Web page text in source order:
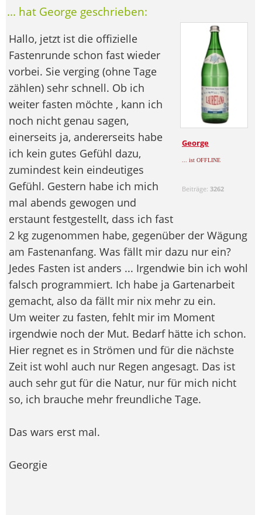
... hat George geschrieben:
George
... ist OFFLINE
Beiträge:3262
Hallo, jetzt ist die offizielle
Fastenrunde schon fast wieder
vorbei. Sie verging (ohne Tage
zählen) sehr schnell. Ob ich
weiter fasten möchte , kann ich
noch nicht genau sagen,
einerseits ja, andererseits habe
ich kein gutes Gefühl dazu,
zumindest kein eindeutiges
Gefühl. Gestern habe ich mich
mal abends gewogen und
erstaunt festgestellt, dass ich fast
2 kg zugenommen habe, gegenüber der Wägung
am Fastenanfang. Was fällt mir dazu nur ein?
Jedes Fasten ist anders ... Irgendwie bin ich wohl
falsch programmiert. Ich habe ja Gartenarbeit
gemacht, also da fällt mir nix mehr zu ein.
Um weiter zu fasten, fehlt mir im Moment
irgendwie noch der Mut. Bedarf hätte ich schon.
Hier regnet es in Strömen und für die nächste
Zeit ist wohl auch nur Regen angesagt. Das ist
auch sehr gut für die Natur, nur für mich nicht
so, ich brauche mehr freundliche Tage.
Das wars erst mal.
Georgie